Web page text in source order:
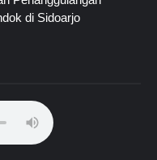
di Sidoarjo